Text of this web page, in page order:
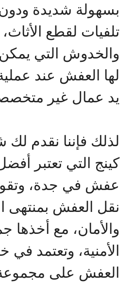
بسهولة شديدة
تلفيات لقطع
والخدوش التي
لها العفش عند
يد عمال غير
لذلك فإننا نقدم
كينج التي تعتبر
عفش في جدة،
نقل العفش بمنتهى
والأمان، مع أخذها
الأمنية، وتعتمد
العفش على